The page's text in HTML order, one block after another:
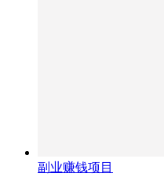
副业赚钱项目